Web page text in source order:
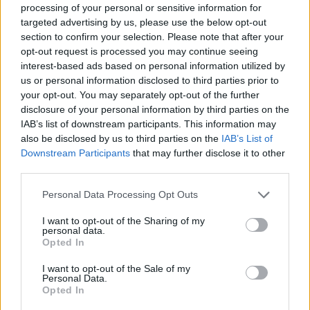
processing of your personal or sensitive information for
targeted advertising by us, please use the below opt-out
section to confirm your selection. Please note that after your
opt-out request is processed you may continue seeing
interest-based ads based on personal information utilized by
us or personal information disclosed to third parties prior to
your opt-out. You may separately opt-out of the further
disclosure of your personal information by third parties on the
IAB’s list of downstream participants. This information may
also be disclosed by us to third parties on the IAB’s List of
Downstream Participants that may further disclose it to other
Personal Data Processing Opt Outs
I want to opt-out of the Sharing of my
personal data.
Opted In
I want to opt-out of the Sale of my
Personal Data.
Opted In
Hotel stiller hæveautomat til
rådighed - for alle
Lokalredaktionen
Følg os på Discover
06. august 2026 kl. 06.00
HANSTHOLM: Hvert år besøger tusindvis af
turister Thy for at opleve Nationalpark Thy,
Vesterhavet, Cold Hawaii og den unikke
nordvestjyske natur.
Mange kommer for at vandre, surfe, spille golf
eller nyde en afslappende ferie. Derfor er det en
fordel, at der er let adgang til kontanter - både for